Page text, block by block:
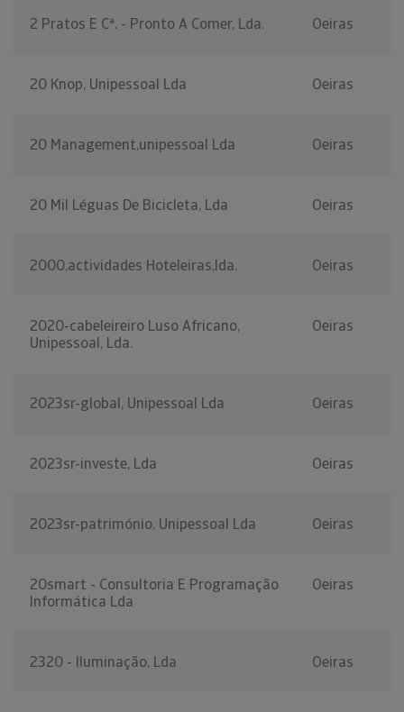
2 Pratos E Cª. - Pronto A Comer, Lda. Oeiras
20 Knop, Unipessoal Lda Oeiras
20 Management,unipessoal Lda Oeiras
20 Mil Léguas De Bicicleta, Lda Oeiras
2000,actividades Hoteleiras,lda. Oeiras
2020-cabeleireiro Luso Africano,
Unipessoal, Lda.
Oeiras
2023sr-global, Unipessoal Lda Oeiras
2023sr-investe, Lda Oeiras
2023sr-património, Unipessoal Lda Oeiras
20smart - Consultoria E Programação
Informática Lda
Oeiras
2320 - Iluminação, Lda Oeiras